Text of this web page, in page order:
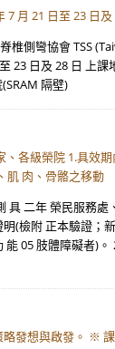
7 月 21 日至 23 日及
椎側彎協會 TSS
23 日及 28 日 上
隔壁)
各級榮院 1.具效
肌 肉、骨骼之移動
具 二年 榮民服務處
(檢附 正本驗證；
能 05 肢體障礙者)
發想與啟發。 ※